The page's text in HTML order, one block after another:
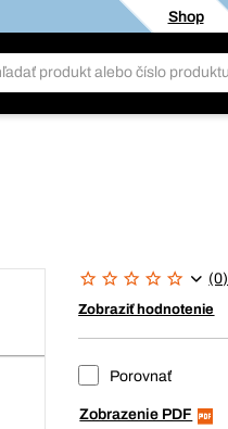
Shop
(0)
Zobraziť hodnotenie
Porovnať
Zobrazenie PDF